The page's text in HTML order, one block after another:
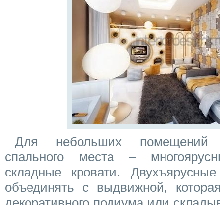
Для небольших помещений
спального места –
складные кровати.
объединять с выдвижной,